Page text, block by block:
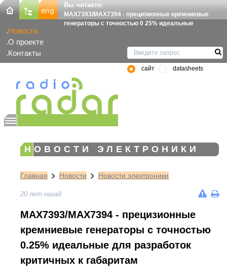
Вы читаете:
MAX7393/MAX7394 - прецизионные кремниевые
генераторы с точностью 0 25% идеальные
Новости
О проекте
Контакты
сайт datasheets
НОВОСТИ ЭЛЕКТРОНИКИ
Главная Новости Новости электроники
20 лет назад
MAX7393/MAX7394 - прецизионные
кремниевые генераторы с точностью
0.25% идеальные для разработок
критичных к габаритам